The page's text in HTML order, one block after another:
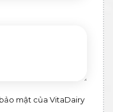
mật của VitaDairy